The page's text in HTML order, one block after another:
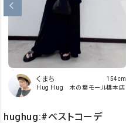
くまち
Hug Hug 木の葉モール橋本店
154cm
hughug:#ベストコーデ